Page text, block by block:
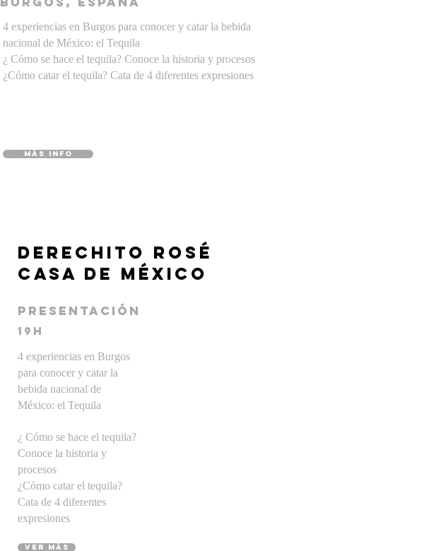
4 experiencias en Burgos para conocer y catar la bebida
nacional de México: el Tequila
¿ Cómo se hace el tequila? Conoce la historia y procesos
¿Cómo catar el tequila? Cata de 4 diferentes expresiones
MÁS INFO
Derechito Rosé
Casa de méxico
presentación
19H
4 experiencias en Burgos
para conocer y catar la
bebida nacional de
México: el Tequila
¿ Cómo se hace el tequila?
Conoce la historia y
procesos
¿Cómo catar el tequila?
Cata de 4 diferentes
expresiones
ver más